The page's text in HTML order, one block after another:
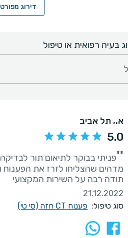
דירוג מפורט
בעיה רפואית או טיפול
א., תל אביב
5.0
''
תודה רבה על השירות המקצועי
21.12.2022
סוג טיפול: פענוח CT חזה (סי טי)